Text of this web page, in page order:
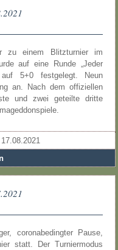
zu einem Blitzturnier im
auf eine Runde „Jeder
5+0 festgelegt. Neun
an. Nach dem offiziellen
und zwei geteilte dritte
17.08.2021
coronabedingter Pause,
statt. Der Turniermodus